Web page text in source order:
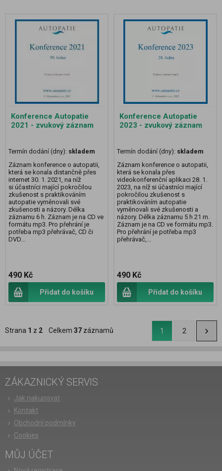
Konference Autopatie
2021 - zvukový záznam
Termín dodání (dny): skladem
Záznam konference o autopatii,
která se konala distančně přes
internet 30. 1. 2021, na níž
si účastníci mající pokročilou
zkušenost s praktikováním
autopatie vyměnovali své
zkušenosti a názory. Délka
záznamu 6 h. Záznam je na CD ve
formátu mp3. Pro přehrání je
potřeba mp3 přehrávač, CD či
DVD...
490 Kč
Přidat do košíku
Konference Autopatie
2023 - zvukový záznam
Termín dodání (dny): skladem
Záznam konference o autopatii,
která se konala přes
videokonferenční aplikaci 28. 1.
2023, na níž si účastníci mající
pokročilou zkušenost s
praktikováním autopatie
vyměnovali své zkušenosti a
názory. Délka záznamu 5 h 21 m.
Záznam je na CD ve formátu mp3.
Pro přehrání je potřeba mp3
přehrávač,...
490 Kč
Přidat do košíku
Strana 1 z 2 Celkem 37 záznamů 1 2
ZÁKAZNICKÝ SERVIS
Jak nakupovat
Kontakt
Obchodní podmínky
Cookies
MŮJ ÚČET